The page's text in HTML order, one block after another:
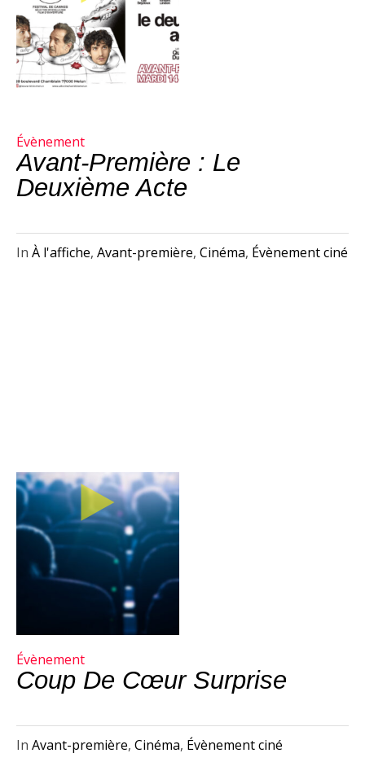
Évènement
Avant-Première : Le
Deuxième Acte
In À l'affiche, Avant-première, Cinéma, Évènement ciné
Évènement
Coup De Cœur Surprise
In Avant-première, Cinéma, Évènement ciné